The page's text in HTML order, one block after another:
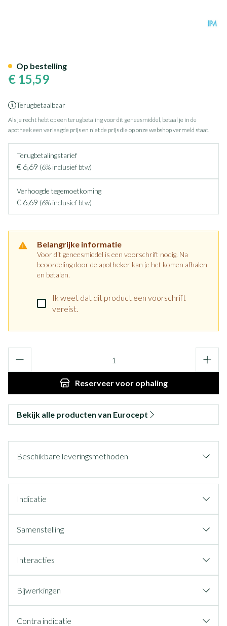
€ 15,59
Terugbetaalbaar
Als je recht hebt op een terugbetaling voor dit geneesmiddel, betaal je in de
apotheek een verlaagde prijs en niet de prijs die op onze webshop vermeld staat.
Terugbetalingstarief
€ 6,69 (6% inclusief btw)
Verhoogde tegemoetkoming
€ 6,69 (6% inclusief btw)
Belangrijke informatie
Voor dit geneesmiddel is een voorschrift nodig. Na
beoordeling door de apotheker kan je het komen afhalen
en betalen.
Ik weet dat dit product een voorschrift
vereist.
Reserveervoor ophaling
Op bestelling
Bekijk alle producten van Eurocept
Beschikbare leveringsmethoden
Indicatie
Samenstelling
Interacties
Bijwerkingen
Contra indicatie